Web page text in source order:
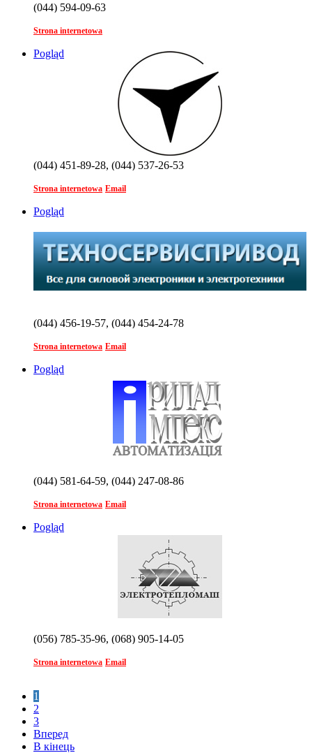
(044) 594-09-63
Strona internetowa
Pogląd
(044) 451-89-28, (044) 537-26-53
Strona internetowa Email
Pogląd
(044) 456-19-57, (044) 454-24-78
Strona internetowa Email
Pogląd
(044) 581-64-59, (044) 247-08-86
Strona internetowa Email
Pogląd
(056) 785-35-96, (068) 905-14-05
Strona internetowa Email
1
2
3
Вперед
В кінець